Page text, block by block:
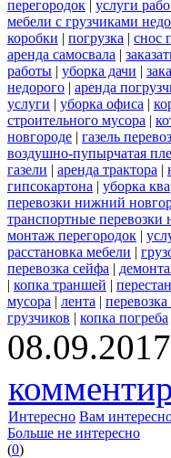
перегородок | услуги
мебели с грузчиками
коробки | погрузка | снос
аренда самосвала |
работы | уборка дачи |
недорого | аренда
услуги | уборка офиса |
строительного мусора |
новгороде | газель
воздушно-пупырчатая
газели | аренда трактора |
гипсокартона | уборка
перевозки нижний
транспортные
монтаж перегородок |
расстановка мебели |
перевозка сейфа |
| копка траншей |
мусора | лента |
грузчиков | копка погреба
Интересно Вам
Больше не интересно
(0)